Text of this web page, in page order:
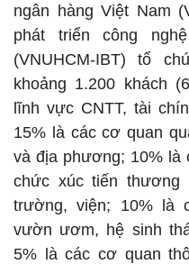
ngân hàng Việt Nam
phát triển công
(VNUHCM-IBT) tổ
khoảng 1.200 khách
lĩnh vực CNTT, tài
15% là các cơ quan
và địa phương; 10% là
chức xúc tiến thương
trường, viện; 10% là
vườn ươm, hệ sinh
5% là các cơ quan